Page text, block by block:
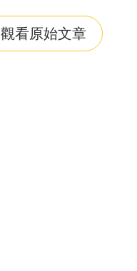
觀看原始文章